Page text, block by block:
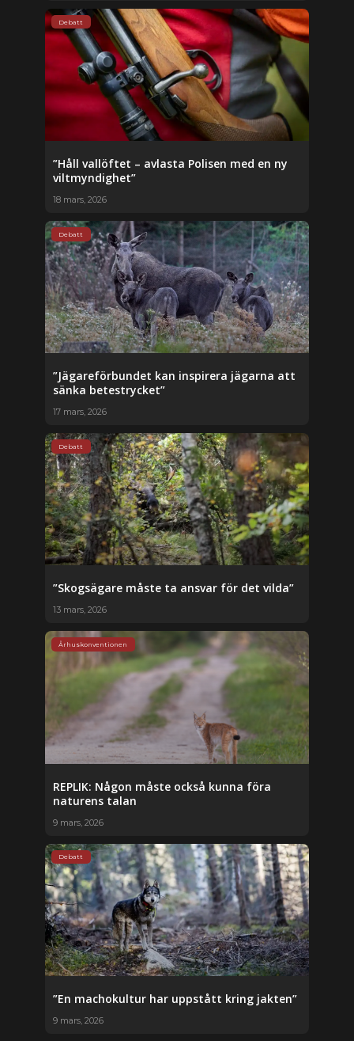
Debatt
”Håll vallöftet – avlasta Polisen med en ny
viltmyndighet”
18 mars, 2026
Debatt
”Jägareförbundet kan inspirera jägarna att
sänka betestrycket”
17 mars, 2026
Debatt
”Skogsägare måste ta ansvar för det vilda”
13 mars, 2026
Århuskonventionen
REPLIK: Någon måste också kunna föra
naturens talan
9 mars, 2026
Debatt
”En machokultur har uppstått kring jakten”
9 mars, 2026